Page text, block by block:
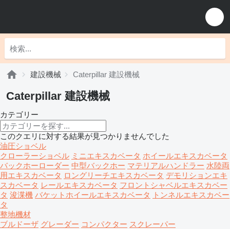
建設機械 Caterpillar 建設機械
Caterpillar 建設機械
カテゴリー
このクエリに対する結果が見つかりませんでした
油圧ショベル
クローラーショベル ミニエキスカベータ ホイールエキスカベータ
バックホーローダー 中型バックホー マテリアルハンドラー 水陸両
用エキスカベータ ロングリーチエキスカベータ デモリションエキ
スカベータ レールエキスカベータ フロントシャベルエキスカベー
タ 浚渫機 バケットホイールエキスカベータ
トンネルエキスカベー
タ
整地機材
ブルドーザ グレーダー コンパクター スクレーパー